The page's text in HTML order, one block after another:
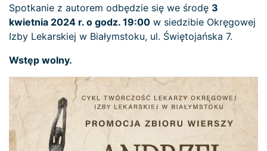
Spotkanie z autorem odbędzie się we środę 3
kwietnia 2024 r. o godz. 19:00 w siedzibie Okręgowej
Izby Lekarskiej w Białymstoku, ul. Świętojańska 7.
Wstęp wolny.